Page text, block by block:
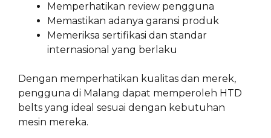
Memperhatikan review pengguna
Memastikan adanya garansi produk
Memeriksa sertifikasi dan standar
internasional yang berlaku
Dengan memperhatikan kualitas dan merek,
pengguna di Malang dapat memperoleh HTD
belts yang ideal sesuai dengan kebutuhan
mesin mereka.